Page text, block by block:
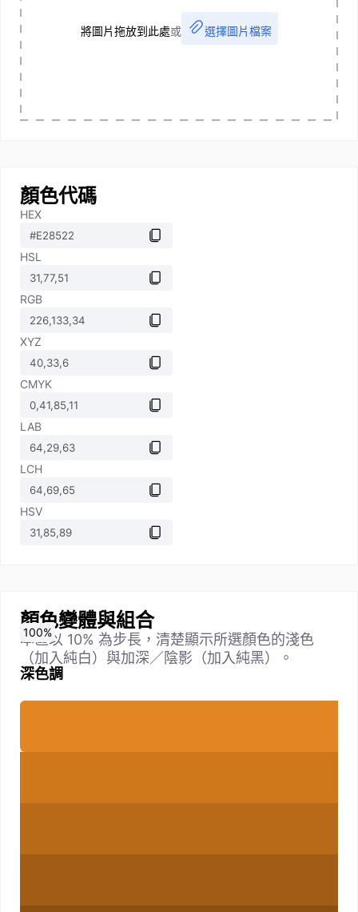
將圖片拖放到此處或 選擇圖片檔案
顏色代碼
HEX
HSL
RGB
XYZ
CMYK
LAB
LCH
HSV
顏色變體與組合
本區以 10% 為步長，清楚顯示所選顏色的淺色
（加入純白）與加深／陰影（加入純黑）。
深色調
0%
10%
20%
30%
40%
50%
60%
70%
80%
90%
100%